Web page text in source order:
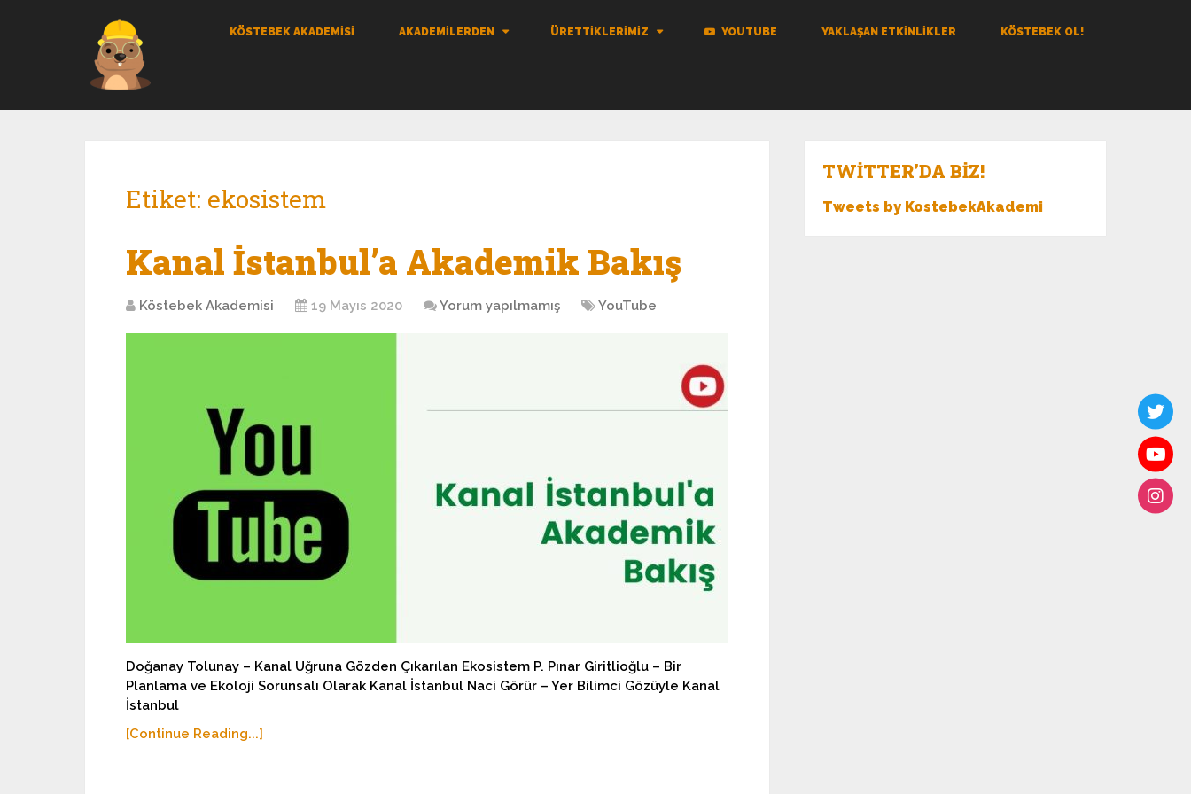
KÖSTEBEK AKADEMİSİ AKADEMILERDEN ÜRETTIKLERIMIZ YOUTUBE YAKLAŞAN ETKINLIKLER KÖSTEBEK OL!
Etiket: ekosistem
Kanal İstanbul’a Akademik Bakış
Köstebek Akademisi 19 Mayıs 2020 Yorum yapılmamış YouTube
Doğanay Tolunay – Kanal Uğruna Gözden Çıkarılan Ekosistem P. Pınar Giritlioğlu – Bir
Planlama ve Ekoloji Sorunsalı Olarak Kanal İstanbul Naci Görür – Yer Bilimci Gözüyle Kanal
İstanbul
[Continue Reading...]
TWITTER’DA BIZ!
Tweets by KostebekAkademi